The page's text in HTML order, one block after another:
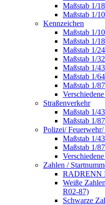
Maßstab 1/18
Maßstab 1/10
Kennzeichen
Maßstab 1/10
Maßstab 1/18
Maßstab 1/24
Maßstab 1/32
Maßstab 1/43
Maßstab 1/64
Maßstab 1/87
Straßenverkehr
Maßstab 1/43
Maßstab 1/87
Polizei/
Maßstab 1/43
Maßstab 1/87
Zahlen /
RADRENN
Weiße
R02-87)
Schwarze